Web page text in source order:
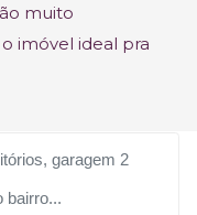
muito
imóvel ideal pra